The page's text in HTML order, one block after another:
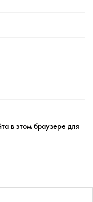
в этом браузере для